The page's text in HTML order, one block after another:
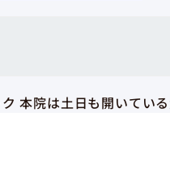
本院は土日も開いてい